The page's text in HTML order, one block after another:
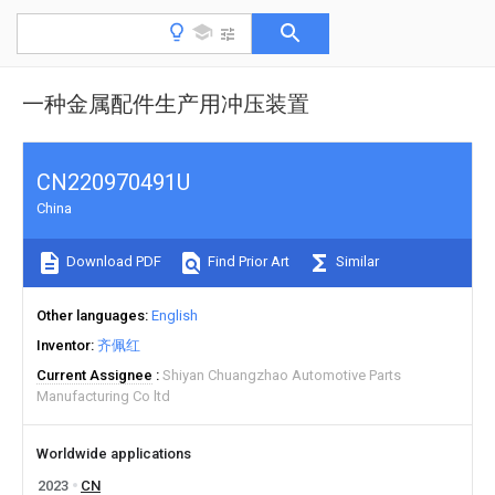
一种金属配件生产用冲压装置
CN220970491U
China
Download PDF Find Prior Art Similar
Other languages English
Inventor 齐佩红
Current Assignee
Shiyan Chuangzhao Automotive Parts
Manufacturing Co ltd
Worldwide applications
2023
CN